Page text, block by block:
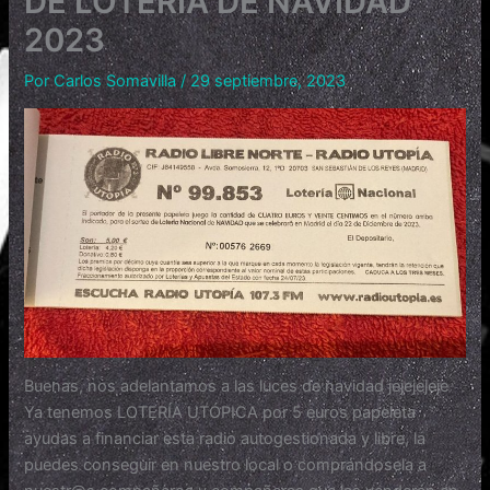
2023
PorCarlos Somavilla/29 septiembre, 2023
Buenas, nos adelantamos a las luces de navidad jejejejeje
Ya tenemos LOTERÍA UTÓPICA por 5 euros papeleta
ayudas a financiar esta radio autogestionada y libre, la
puedes conseguir en nuestro local o comprándosela a